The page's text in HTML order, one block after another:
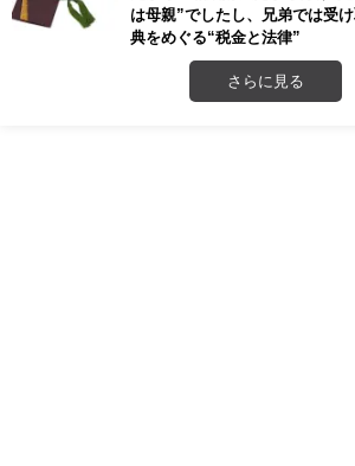
は母親”でしたし、兄弟では受
典をめぐる“税金と法律”
さらに見る